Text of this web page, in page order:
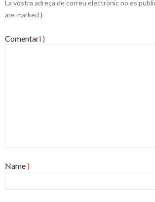
La vostra adreça de correu electrònic no es
are marked )
Comentari )
Name )